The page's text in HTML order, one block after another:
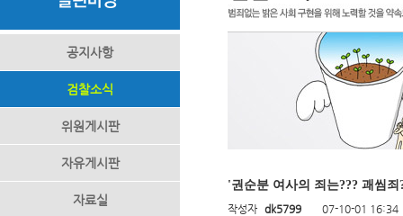
공지사항
검찰소식
위원게시판
자유게시판
자료실
'권순분 여사의 죄는??? 괘씸죄
작성자 dk5799 07-10-01 16:34